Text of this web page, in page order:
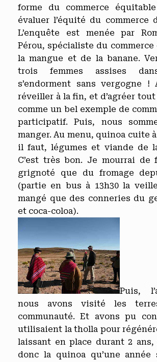
forme du commerce
évaluer l’équité du commerce
L’enquête est menée par
Pérou, spécialiste du
la mangue et de la banane.
trois femmes assises
s’endorment sans vergogne !
réveiller à la fin, et d’agréer tout
comme un bel exemple de
participatif. Puis, nous
manger. Au menu, quinoa cuite à
il faut, légumes et viande de
C’est très bon. Je mourrai de
grignoté que du fromage
(partie en bus à 13h30 la
mangé que des conneries du
et coca-coloa).
Puis,
nous avons visité les
communauté. Et avons pu
utilisaient la tholla pour
laissant en place durant 2
donc la quinoa qu’une année